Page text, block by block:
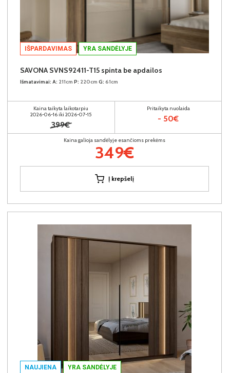
IŠPARDAVIMAS YRA SANDĖLYJE
SAVONA SVNS92411-T15 spinta be apdailos
Išmatavimai: A: 211cm P: 220cm G: 61cm
Kaina taikyta laikotarpiu
2026-06-16 iki 2026-07-15
399€
Pritaikyta nuolaida
- 50€
Kaina galioja sandėlyje esančioms prekėms
349€
Į krepšelį
NAUJIENA YRA SANDĖLYJE